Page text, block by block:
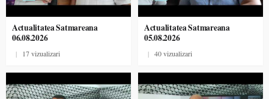
Actualitatea Satmareana
06.08.2026
| 17 vizualizari
Actualitatea Satmareana
05.08.2026
| 40 vizualizari